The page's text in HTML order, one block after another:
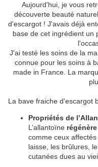
Aujourd'hui, je vous
découverte beauté
d'escargot ! J'avais déjà
base de cet ingrédient un
J'ai testé les soins de la
connue pour les soins à
made in France. La
La bave fraiche d'escargot
Propriétés de
L’allantoïne
comme ceux affectés
laisse, les brûlures,
cutanées dues au